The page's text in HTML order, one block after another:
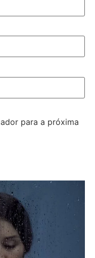
para a próxima